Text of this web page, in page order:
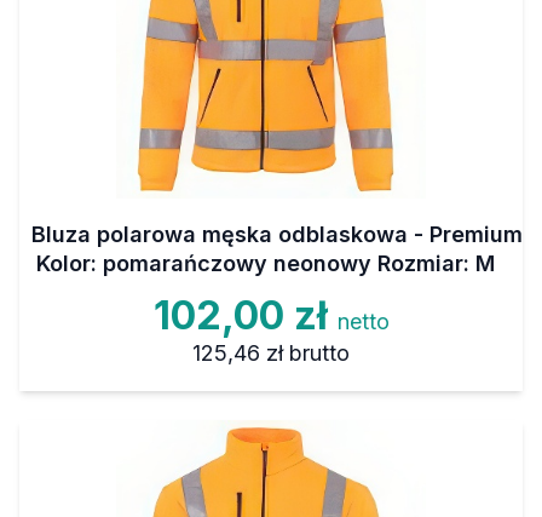
Bluza polarowa męska odblaskowa - Premium
Kolor: pomarańczowy neonowy Rozmiar: M
102,00 zł netto
125,46 zł brutto